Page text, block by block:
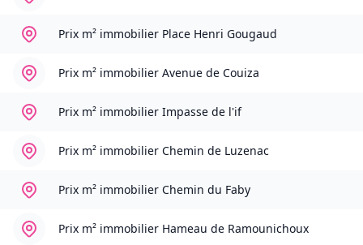
Prix m² immobilier Place Henri Gougaud
Prix m² immobilier Avenue de Couiza
Prix m² immobilier Impasse de l'if
Prix m² immobilier Chemin de Luzenac
Prix m² immobilier Chemin du Faby
Prix m² immobilier Hameau de Ramounichoux